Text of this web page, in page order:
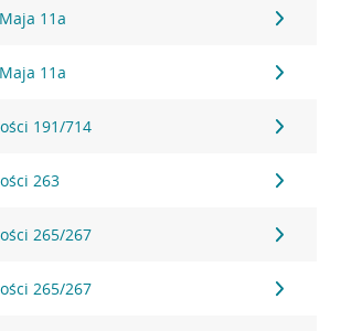
11a
11a
191/714
263
265/267
265/267